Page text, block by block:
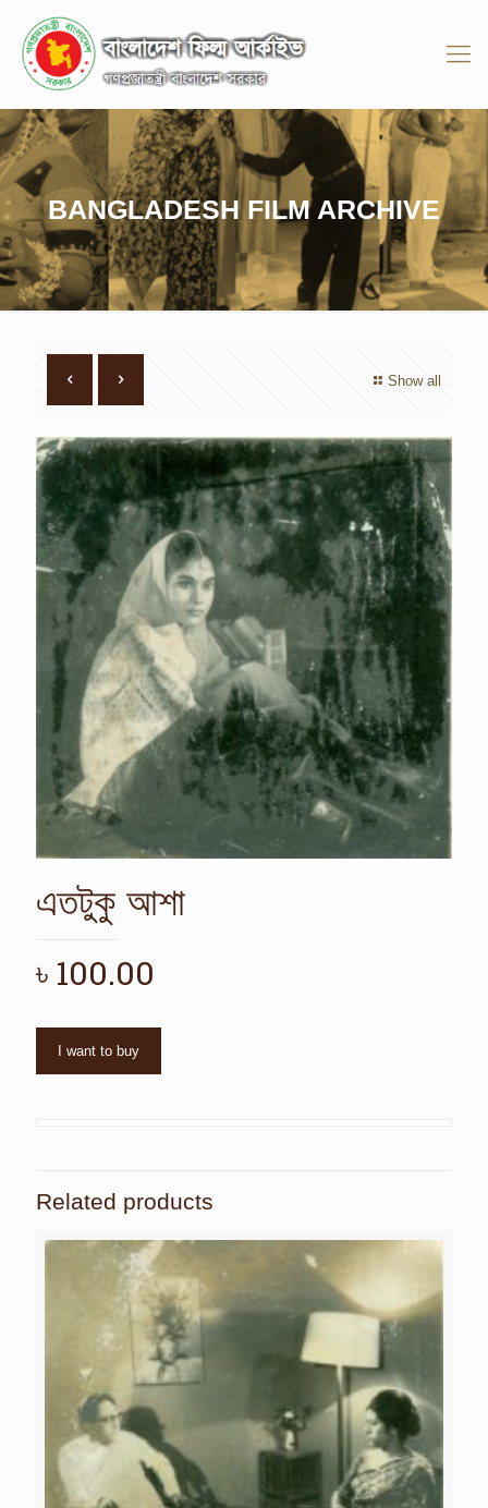
BANGLADESH FILM ARCHIVE
Show all
এতটুকু আশা
৳ 100.00
I want to buy
Related products